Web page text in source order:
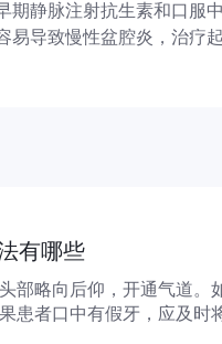
静脉注射抗生素和口服
易导致慢性盆腔炎，治疗
有哪些
部略向后仰，开通气道。
患者口中有假牙，应及时